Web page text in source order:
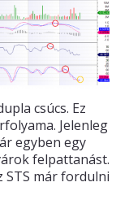
csúcs. Ez
Jelenleg
egyben egy
felpattanást.
STS már fordulni